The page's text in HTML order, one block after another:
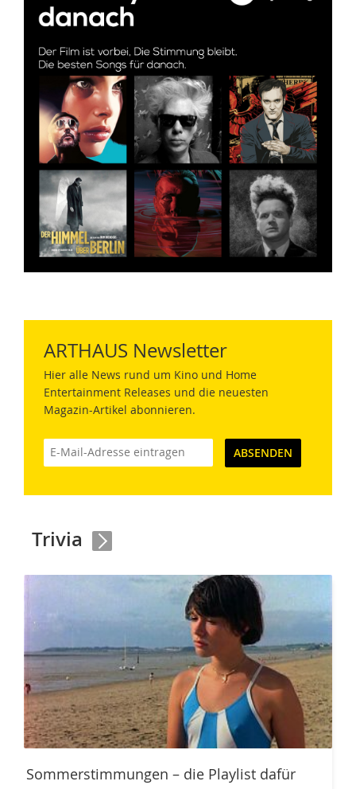
ARTHAUS Newsletter
Hier alle News rund um Kino und Home
Entertainment Releases und die neuesten
Magazin-Artikel abonnieren.
ABSENDEN
Trivia
Sommerstimmungen – die Playlist dafür